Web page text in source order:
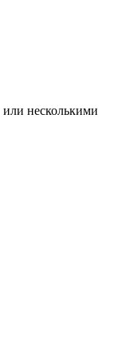
несколькими